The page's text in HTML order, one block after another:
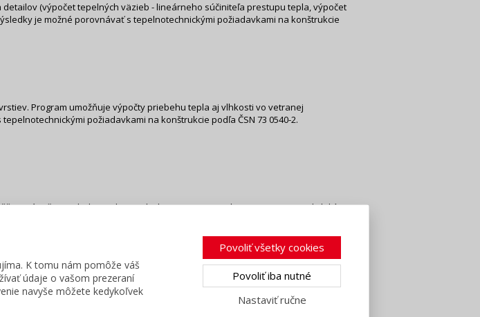
K tomu nám pomôže váš
údaje o vašom prezeraní
navyše môžete kedykoľvek
Povoliť všetky cookies
Povoliť iba nutné
Nastaviť ručne
(výpočet tepelných väzieb - lineárneho súčiniteľa prestupu tepla, výpočet
je možné porovnávať s tepelnotechnickými požiadavkami na konštrukcie
Program umožňuje výpočty priebehu tepla aj vlhkosti vo vetranej
požiadavkami na konštrukcie podľa ČSN 73 0540-2.
výpočty priebehu teploty vzduchu v miestnosti v letnom aj zimnom období a
výpočty vzduchovej a kročajovej nepriezvučnosti jednoduchých aj dvojitých